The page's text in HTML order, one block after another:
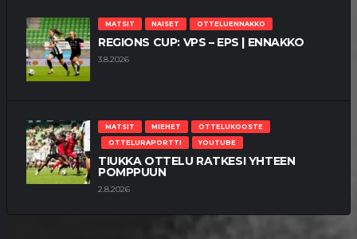
MATSIT NAISET OTTELUENNAKKO
REGIONS CUP: VPS – EPS | ENNAKKO
3.8.2026
MATSIT MIEHET
OTTELUKOOSTE
OTTELURAPORTTI
YOUTUBE
TIUKKA OTTELU RATKESI YHTEEN
POMPPUUN
2.8.2026